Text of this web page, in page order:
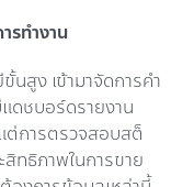
รทำงาน
นสูง เข้ามาจัดการคำ
ดชบอร์ดรายงาน
ต่การตรวจสอบสต็
ทธิภาพในการขาย